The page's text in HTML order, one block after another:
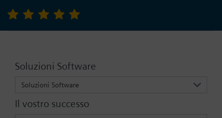
Soluzioni Software
Soluzioni Software
Il vostro successo